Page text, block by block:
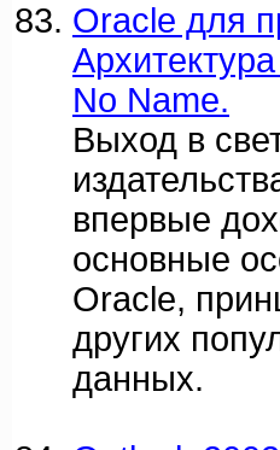
Oracle для
No Name.
Выход в
впервые
основные
Oracle,
других
данных.